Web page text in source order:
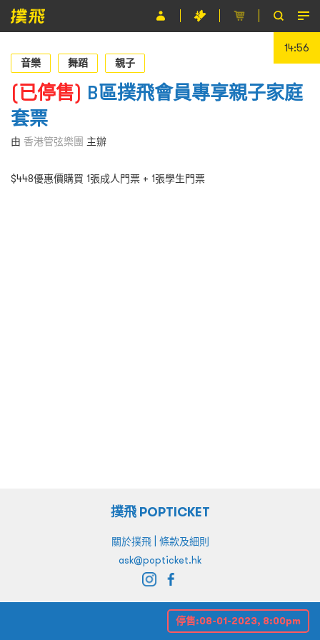
節目
主辦單位
關於撲飛
條款及細則
EN
14:55
音樂 舞蹈 親子
(已停售) B區撲飛會員專享親子家庭
套票
由 香港管弦樂團 主辦
$448優惠價購買 1張成人門票 + 1張學生門票
停售:08-01-2023, 8:00pm
撲飛 POPTICKET
關於撲飛| 條款及細則
ask@popticket.hk